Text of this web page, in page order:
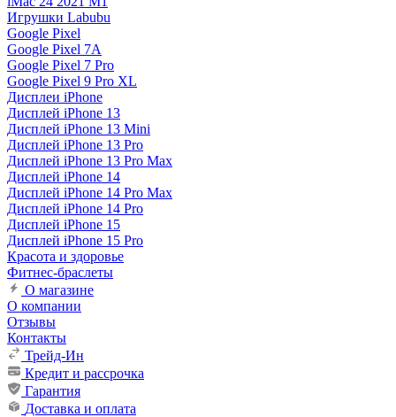
Игрушки Labubu
Google Pixel
Google Pixel 7А
Google Pixel 7 Pro
Google Pixel 9 Pro XL
Дисплеи iPhone
Дисплей iPhone 13
Дисплей iPhone 13 Mini
Дисплей iPhone 13 Pro
Дисплей iPhone 13 Pro Max
Дисплей iPhone 14
Дисплей iPhone 14 Pro Max
Дисплей iPhone 14 Pro
Дисплей iPhone 15
Дисплей iPhone 15 Pro
Красота и здоровье
Фитнес-браслеты
О магазине
О компании
Отзывы
Контакты
Трейд-Ин
Кредит и рассрочка
Гарантия
Доставка и оплата